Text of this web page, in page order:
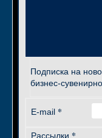
Подписка на
бизнес-
E-mail *
Рассылки *